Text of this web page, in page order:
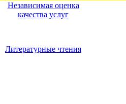
Независимая оценка
качества услуг
Литературные чтения